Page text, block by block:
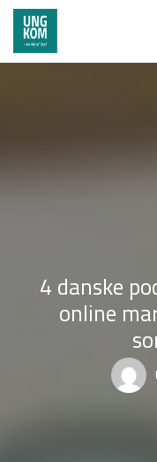
4 danske
online